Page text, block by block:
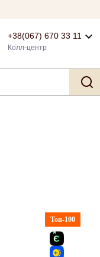
+38(067) 670 33 11
Колл-центр
Топ-100